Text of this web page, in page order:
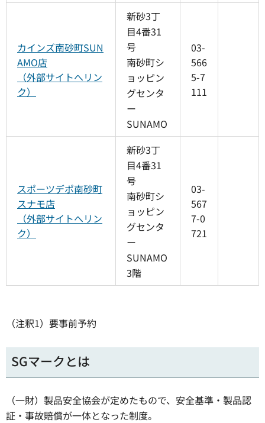
カインズ南砂町SUN
AMO店
（外部サイトへリン
ク）
新砂3丁
目4番31
号
南砂町シ
ョッピン
グセンタ
ー
SUNAMO
03-
566
5-7
111
スポーツデポ南砂町
スナモ店
（外部サイトへリン
ク）
新砂3丁
目4番31
号
南砂町シ
ョッピン
グセンタ
ー
SUNAMO
3階
03-
567
7-0
721
（注釈1）要事前予約
SGマークとは
（一財）製品安全協会が定めたもので、安全基準・製品認
証・事故賠償が一体となった制度。